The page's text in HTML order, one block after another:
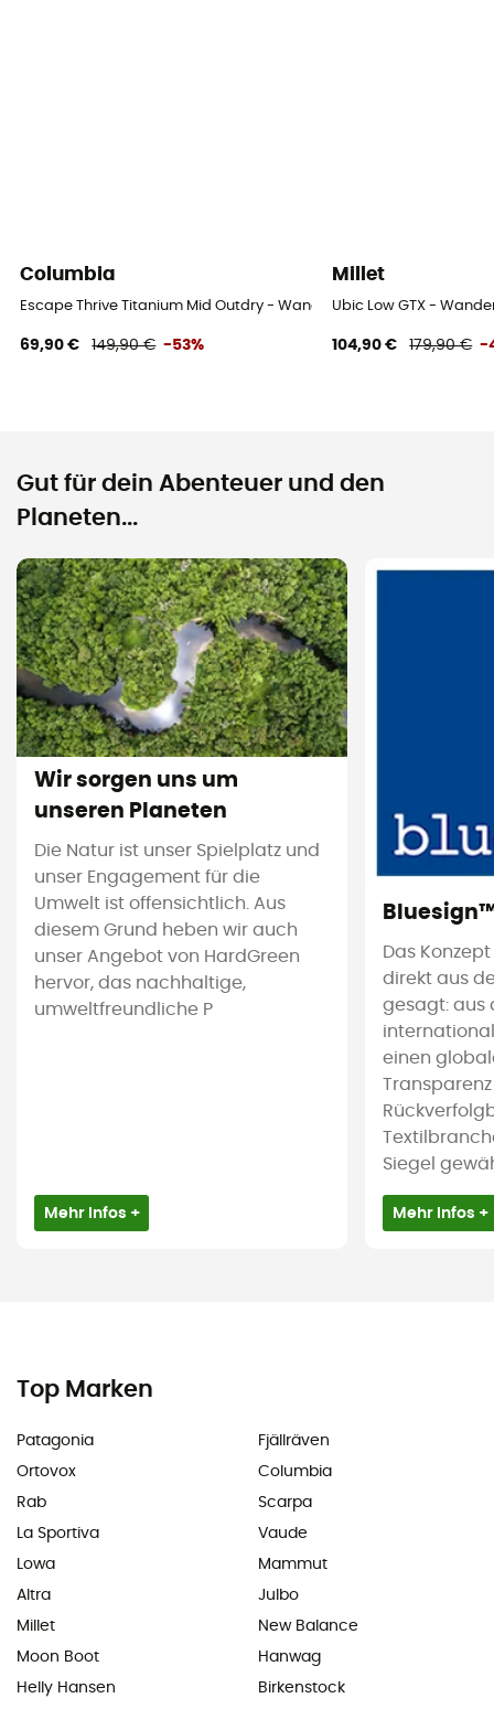
Columbia
Escape Thrive Titanium Mid Outdry - Wanderschuhe - Herren
69,90 € 149,90 € -53%
Millet
Ubic Low GTX -
104,90 € 179,90 € -
Gut für dein Abenteuer und den
Planeten...
Wir sorgen uns um
unseren Planeten
Die Natur ist unser Spielplatz und
unser Engagement für die
Umwelt ist offensichtlich. Aus
diesem Grund heben wir auch
unser Angebot von HardGreen
hervor, das nachhaltige,
umweltfreundliche P
Mehr Infos +
Das
direkt aus
gesagt: aus
einen
Siegel
Mehr Infos +
Top Marken
Patagonia
Ortovox
Rab
La Sportiva
Lowa
Altra
Millet
Moon Boot
Helly Hansen
Fjällräven
Columbia
Scarpa
Vaude
Mammut
Julbo
New Balance
Hanwag
Birkenstock